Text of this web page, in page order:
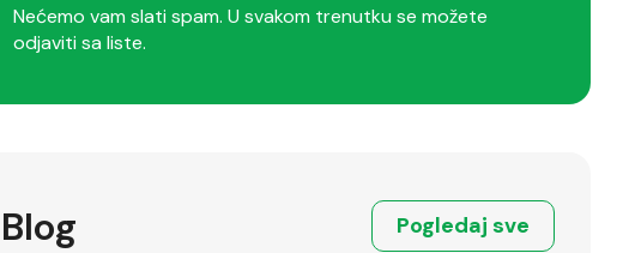
Nećemo vam slati spam. U svakom trenutku se možete
odjaviti sa liste.
Blog Pogledaj sve